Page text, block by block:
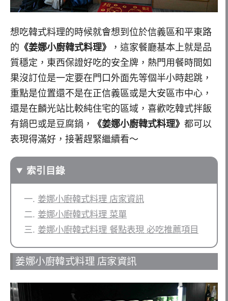
想吃韓式料理的時候就會想到位於信義區和平東路
的 《姜娜小廚韓式料理》
，這家餐廳基本上就是品
質穩定，東西保證好吃的安全牌，熱門用餐時間如
果沒訂位是一定要在門口外面先等個半小時起跳，
重點是位置還不是在正信義區或是大安區市中心，
還是在麟光站比較純住宅的區域，喜歡吃韓式拌飯
有鍋巴或是豆腐鍋，
《姜娜小廚韓式料理》 都可以
表現得滿好，接著趕緊繼續看～
索引目錄
姜娜小廚韓式料理 店家資訊
姜娜小廚韓式料理 菜單
姜娜小廚韓式料理 餐點表現 必吃推薦項目
姜娜小廚韓式料理 店家資訊